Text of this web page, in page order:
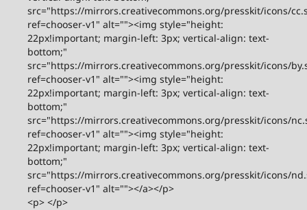
src="https://mirrors.creativecommons.org/presskit/icons/
ref=chooser-v1" alt=""><img style="height:
22px!important; margin-left: 3px; vertical-align: text-
bottom;"
src="https://mirrors.creativecommons.org/presskit/icons/
ref=chooser-v1" alt=""><img style="height:
22px!important; margin-left: 3px; vertical-align: text-
bottom;"
src="https://mirrors.creativecommons.org/presskit/icons/
ref=chooser-v1" alt=""><img style="height:
22px!important; margin-left: 3px; vertical-align: text-
bottom;"
src="https://mirrors.creativecommons.org/presskit/icons/
ref=chooser-v1" alt=""></a></p>
<p> </p>